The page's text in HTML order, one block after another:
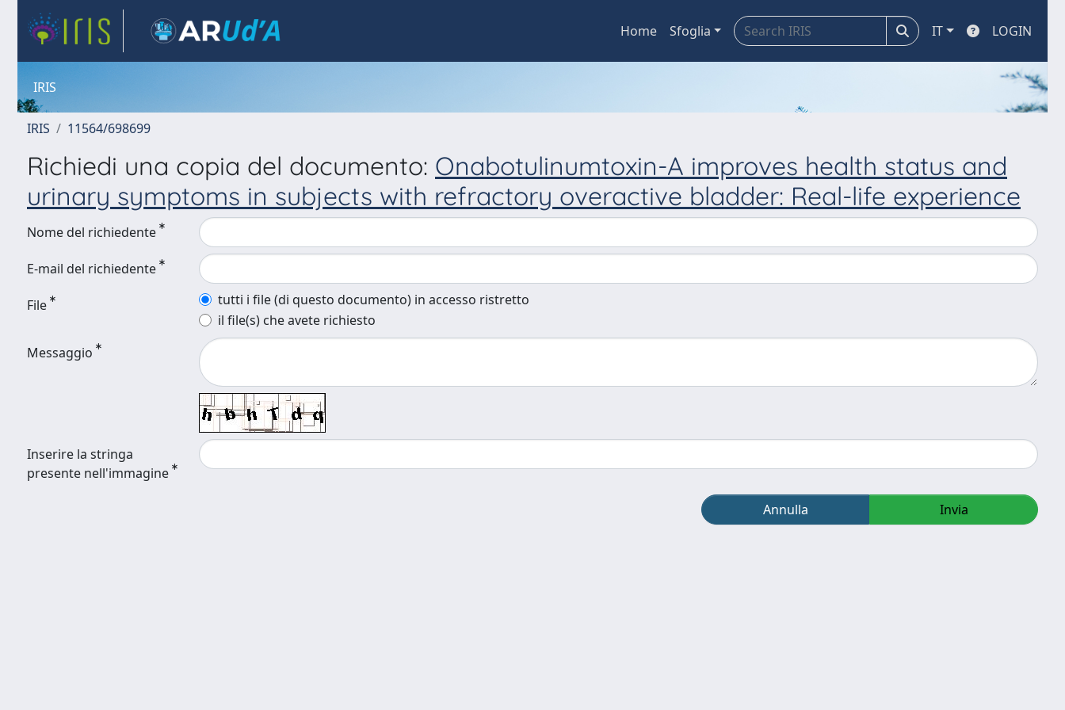
Home Sfoglia IT LOGIN
IRIS
IRIS 11564/698699
Richiedi una copia del documento: Onabotulinumtoxin-A improves health status and
urinary symptoms in subjects with refractory overactive bladder: Real-life experience
Nome del richiedente
E-mail del richiedente
File
tutti i file (di questo documento) in accesso ristretto
il file(s) che avete richiesto
Messaggio
Inserire la stringa
presente nell'immagine
Annulla Invia